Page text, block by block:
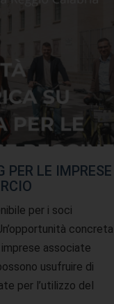
PER LE IMPRESE
per i soci
concreta
associate
usufruire di
per l’utilizzo del